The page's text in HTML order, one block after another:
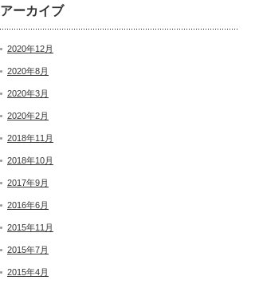
アーカイブ
2020年12月
2020年8月
2020年3月
2020年2月
2018年11月
2018年10月
2017年9月
2016年6月
2015年11月
2015年7月
2015年4月